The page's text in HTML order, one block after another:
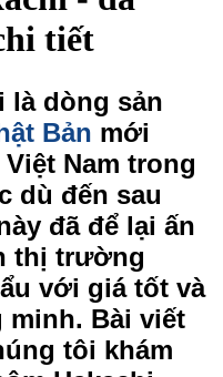
tiết
là dòng sản
Bản mới
Nam trong
dù đến sau
đã để lại ấn
thị trường
với giá tốt và
minh. Bài viết
tôi khám